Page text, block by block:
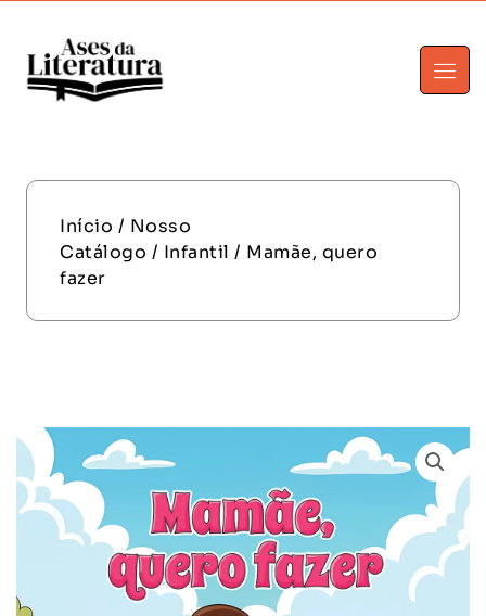
Início / Nosso
Catálogo / Infantil / Mamãe, quero
fazer